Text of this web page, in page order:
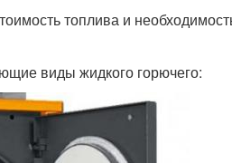
топлива и
виды жидкого горючего: